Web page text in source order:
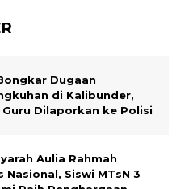
Dugaan
di Kalibunder,
Guru Dilaporkan ke Polisi
Aulia Rahmah
Nasional, Siswi MTsN 3